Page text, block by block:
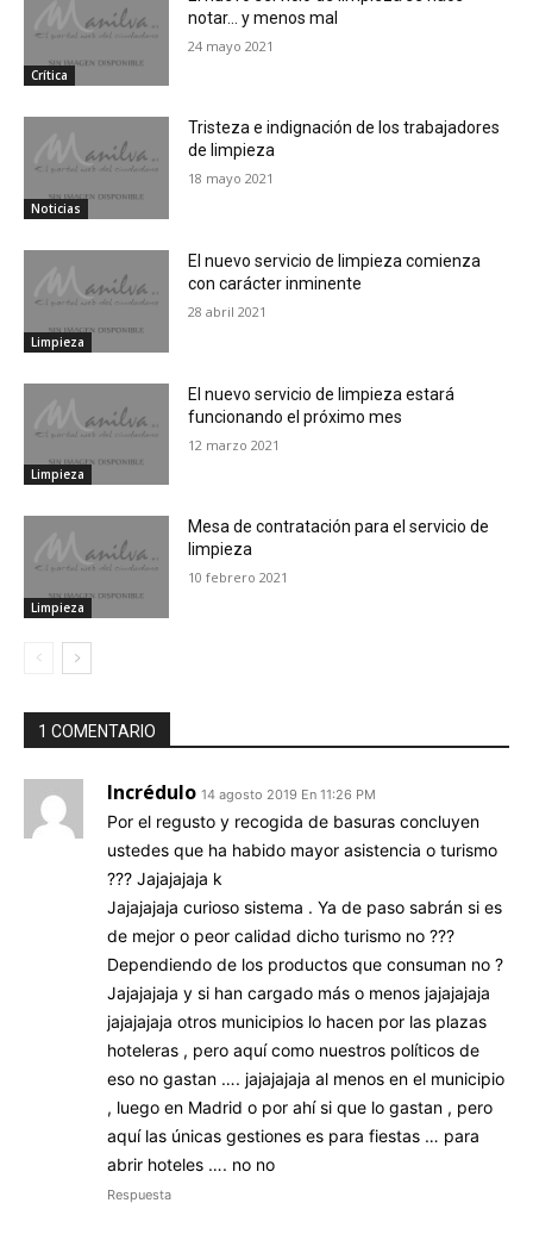
Crítica
notar… y menos mal
24 mayo 2021
Noticias
Tristeza e indignación de los trabajadores
de limpieza
18 mayo 2021
Limpieza
El nuevo servicio de limpieza comienza
con carácter inminente
28 abril 2021
Limpieza
El nuevo servicio de limpieza estará
funcionando el próximo mes
12 marzo 2021
Limpieza
Mesa de contratación para el servicio de
limpieza
10 febrero 2021
1 COMENTARIO
Incrédulo 14 agosto 2019 En 11:26 PM
Por el regusto y recogida de basuras concluyen
ustedes que ha habido mayor asistencia o turismo
??? Jajajajaja k
Jajajajaja curioso sistema . Ya de paso sabrán si es
de mejor o peor calidad dicho turismo no ???
Dependiendo de los productos que consuman no ?
Jajajajaja y si han cargado más o menos jajajajaja
jajajajaja otros municipios lo hacen por las plazas
hoteleras , pero aquí como nuestros políticos de
eso no gastan …. jajajajaja al menos en el municipio
, luego en Madrid o por ahí si que lo gastan , pero
aquí las únicas gestiones es para fiestas … para
abrir hoteles …. no no
Respuesta